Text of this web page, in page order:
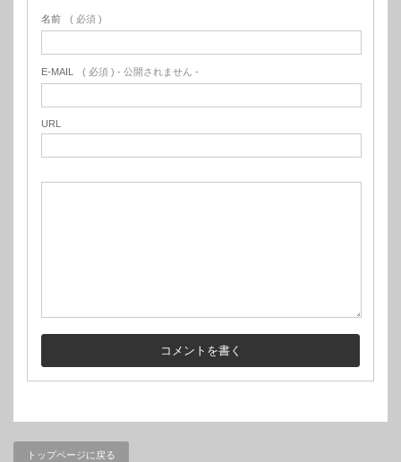
名前 ( 必須 )
E-MAIL ( 必須 ) - 公開されません -
URL
トップページに戻る